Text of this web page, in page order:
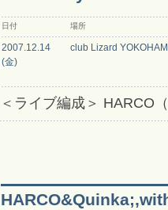
日付 場所
2007.12.14
(金)
club Lizard
＜ライブ編成＞ HARCO